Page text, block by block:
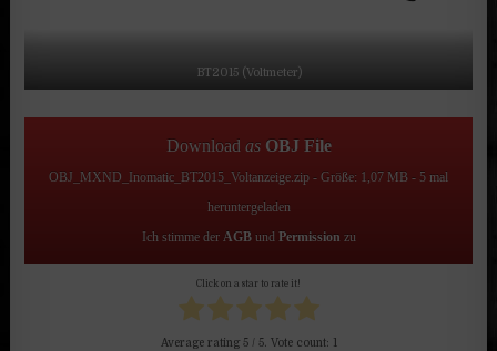
BT2015 (Voltmeter)
Download as OBJ File
OBJ_MXND_Inomatic_BT2015_Voltanzeige.zip - Größe: 1,07 MB - 5 mal
heruntergeladen
Ich stimme der AGBund Permission zu
Click on a star to rate it!
Average rating 5/ 5. Vote count: 1